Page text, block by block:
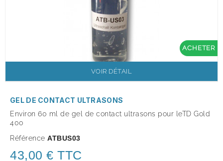
ACHETER
VOIR DÉTAIL
GEL DE CONTACT ULTRASONS
Environ 60 ml de gel de contact ultrasons pour leTD Gold
400
Référence ATBUS03
43,00 € TTC